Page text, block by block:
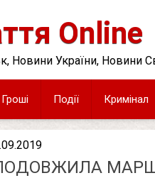
Online
Новини України, Новини
Гроші Події Кримінал